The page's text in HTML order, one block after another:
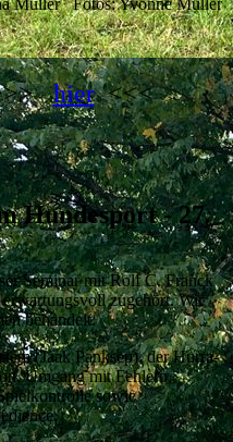
Müller Fotos: Yvonne Müller
hier<<<
Hundesport - 27.
Seminar mit Rolf C. Franck
zugehört. Wir
behandelt:
(Jaak Panksep), der Hurra-
Umgang mit Fehlern,
sowie